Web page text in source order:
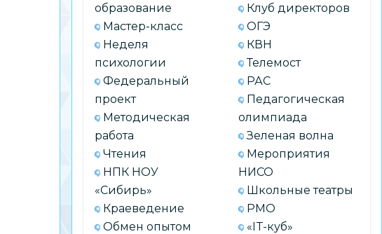
образование
Мастер-класс
Неделя
психологии
Федеральный
проект
Методическая
работа
Чтения
НПК НОУ
«Сибирь»
Краеведение
Обмен опытом
Клуб директоров
ОГЭ
КВН
Телемост
РАС
Педагогическая
олимпиада
Зеленая волна
Мероприятия
НИСО
Школьные театры
РМО
«IT-куб»